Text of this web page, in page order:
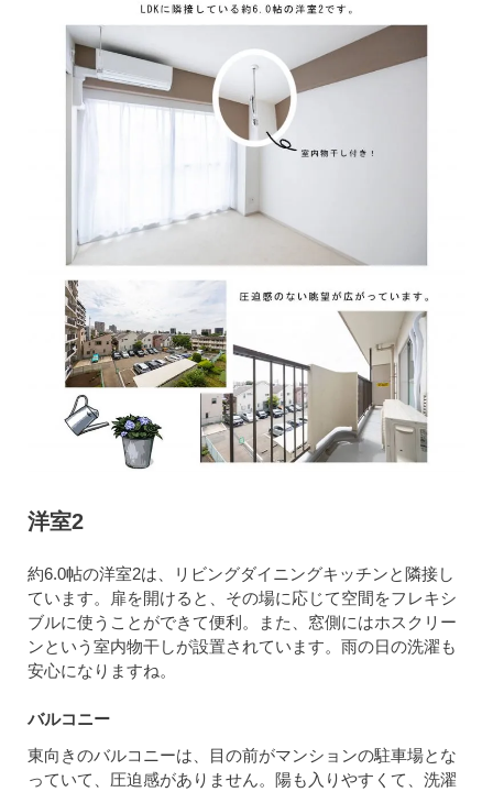
洋室2
約6.0帖の洋室2は、リビングダイニングキッチンと隣接し
ています。扉を開けると、その場に応じて空間をフレキシ
ブルに使うことができて便利。また、窓側にはホスクリー
ンという室内物干しが設置されています。雨の日の洗濯も
安心になりますね。
バルコニー
東向きのバルコニーは、目の前がマンションの駐車場とな
っていて、圧迫感がありません。陽も入りやすくて、洗濯